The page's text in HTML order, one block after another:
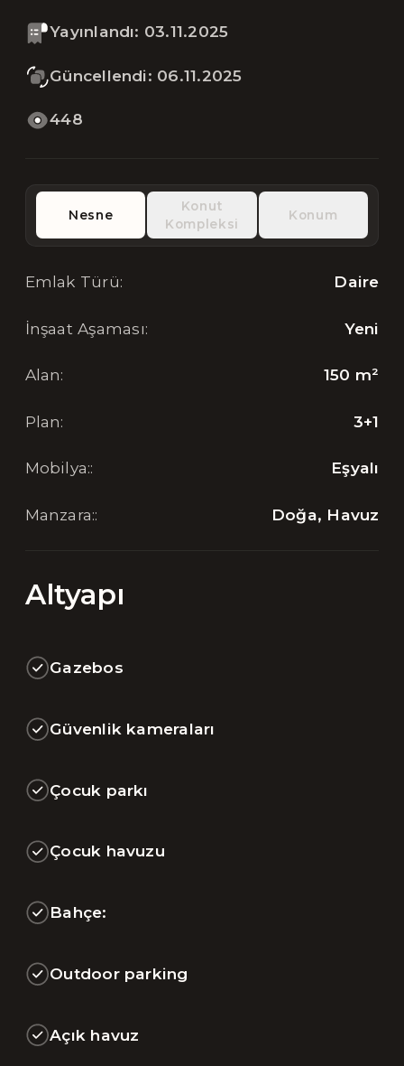
Yayınlandı: 03.11.2025
Güncellendi: 06.11.2025
448
Nesne
Konut
Kompleksi
Konum
Emlak Türü: Daire
İnşaat Aşaması: Yeni
Alan: 150 m²
Plan: 3+1
Mobilya:: Eşyalı
Manzara:: Doğa, Havuz
Altyapı
Gazebos
Güvenlik kameraları
Çocuk parkı
Çocuk havuzu
Bahçe:
Outdoor parking
Açık havuz